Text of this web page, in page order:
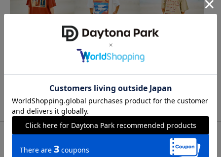
ンルームギャラリー 別注
2,640
FREAK'S STORE
GREENROOM GALLERY ×
ンルームギャラリー 別注
ャツ
2,376
GREENROOM GALLERY ×
ンルームギャラリー 別注
ツ
2,376
FOR YOU